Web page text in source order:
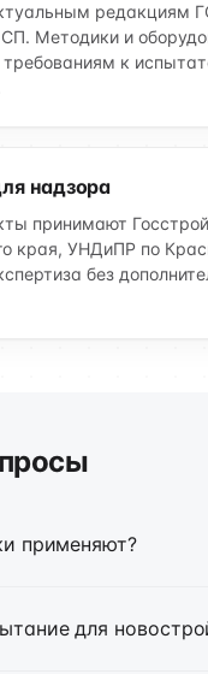
редакциям
Методики и
требованиям к
надзора
принимают
края, УНДиПР по
без
применяют?
для